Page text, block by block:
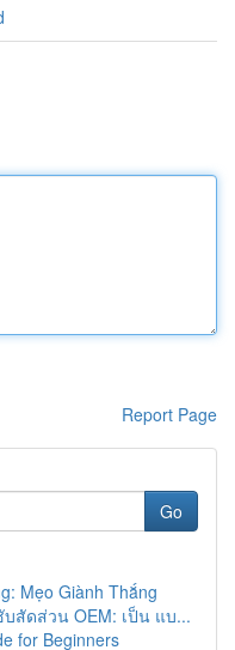
Report Page
Go
Mẹo Giành Thắng
สัดส่วน OEM: เป็น แบ...
for Beginners